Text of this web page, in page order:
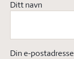
Ditt navn
Din e-postadresse